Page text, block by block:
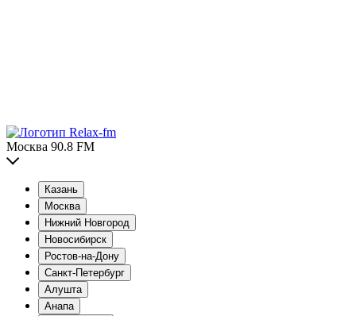
Москва 90.8 FM
Казань
Москва
Нижний Новгород
Новосибирск
Ростов-на-Дону
Санкт-Петербург
Алушта
Анапа